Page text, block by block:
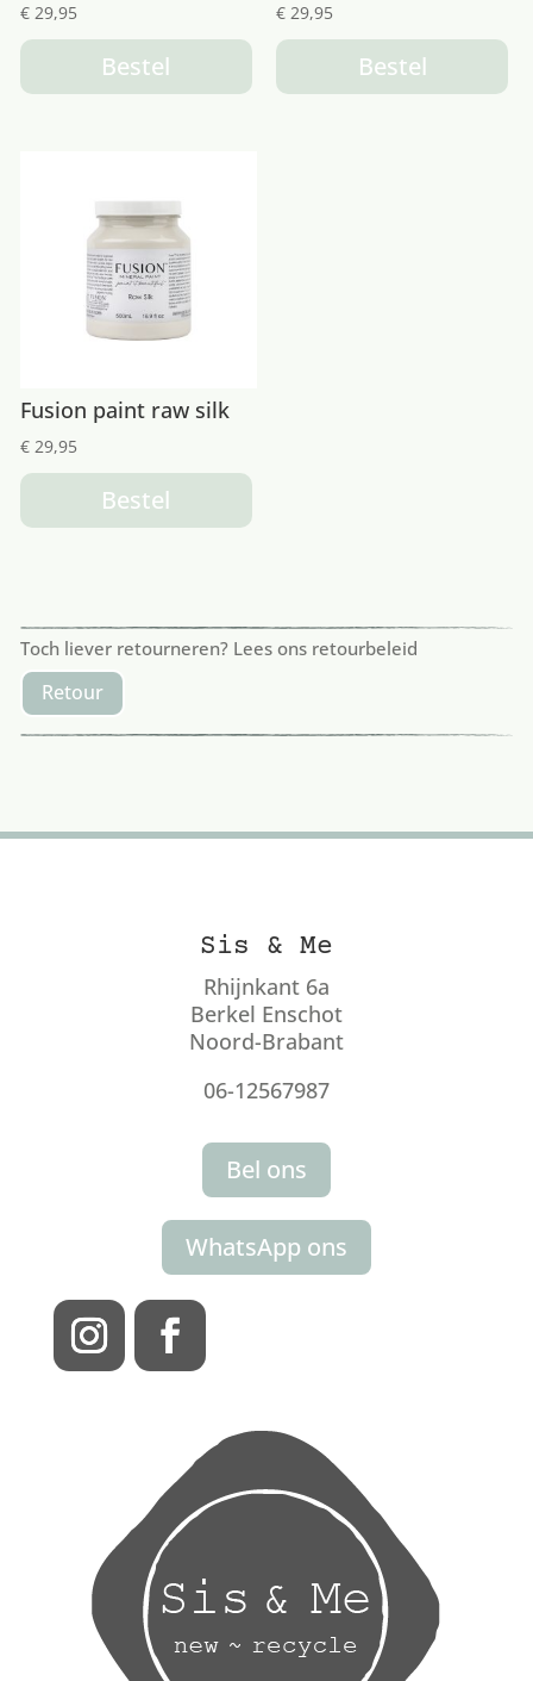
€29,95
Bestel
€ 29,95
Bestel
Fusion paint raw silk
€29,95
Bestel
Toch liever retourneren? Lees ons retourbeleid
Retour
Sis & Me
Rhijnkant 6a
Berkel Enschot
Noord-Brabant
06-12567987
Bel ons
WhatsApp ons